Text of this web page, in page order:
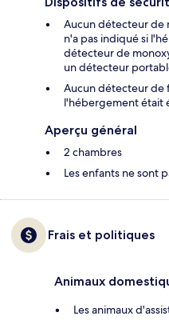
Aucun détecteur de
n'a pas indiqué si
détecteur de
un détecteur
Aucun détecteur de
l'hébergement était
Aperçu général
2 chambres
Les enfants ne sont
Frais et politiques
Animaux
Les animaux